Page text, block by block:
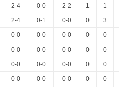
2-4 0-0 2-2 1 1
2-4 0-1 0-0 0 3
0-0 0-0 0-0 0 0
0-0 0-0 0-0 0 0
0-0 0-0 0-0 0 0
0-0 0-0 0-0 0 0